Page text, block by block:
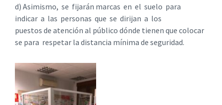
d) Asimismo, se fijarán marcas en el suelo para
indicar a las personas que se dirijan a los
puestos de atención al público dónde tienen que colocar
se para respetar la distancia mínima de seguridad.